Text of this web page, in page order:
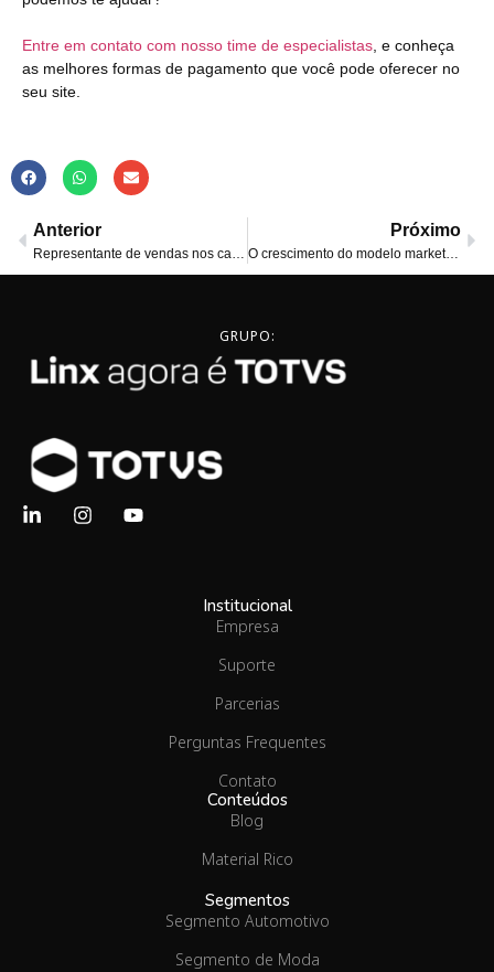
Entre em contato com nosso time de especialistas, e conheça
as melhores formas de pagamento que você pode oferecer no
seu site.
Anterior Próximo
O crescimento do modelo marketplace: há espaço no mercado?
GRUPO:
Institucional
Empresa
Suporte
Parcerias
Perguntas Frequentes
Contato
Conteúdos
Blog
Material Rico
Segmentos
Segmento Automotivo
Segmento de Moda